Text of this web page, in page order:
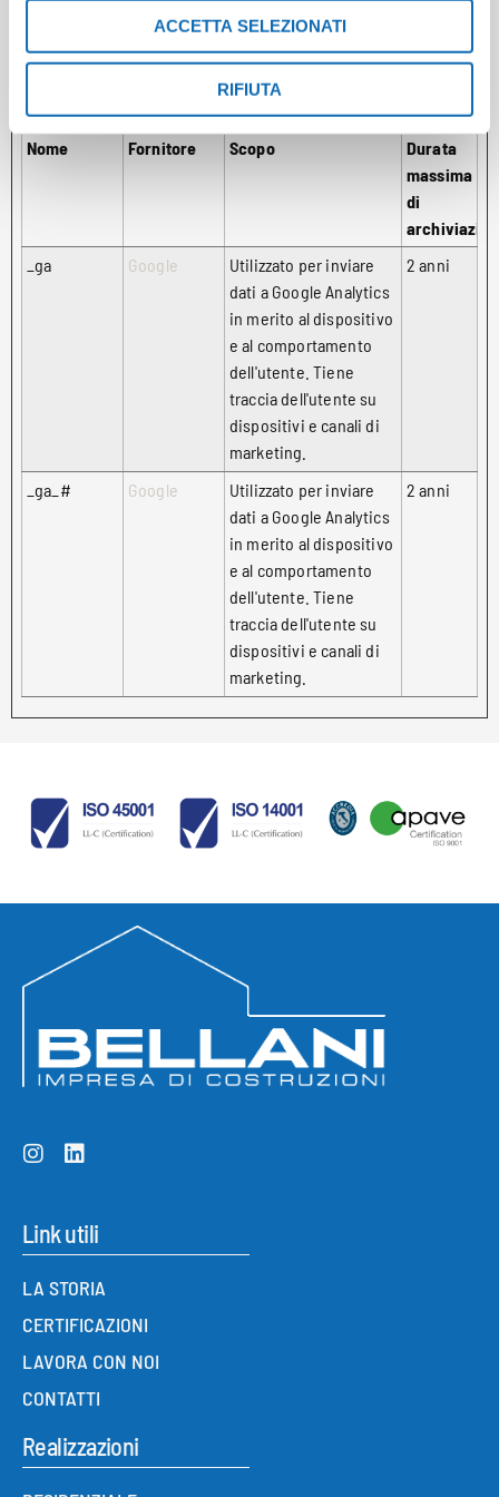
ACCETTA SELEZIONATI
RIFIUTA
sui siti web. La finalità è quella di presentare annunci
pubblicitari che siano rilevanti e coinvolgenti per il singolo
utente e quindi di maggior valore per editori e inserzionisti di
Nome Fornitore Scopo
Durata
massima
di
_ga
Google
Utilizzato per inviare
dati a Google Analytics
in merito al dispositivo
e al comportamento
dell'utente. Tiene
traccia dell'utente su
dispositivi e canali di
marketing.
2 anni
_ga_# Google
Utilizzato per inviare
dati a Google Analytics
in merito al dispositivo
e al comportamento
dell'utente. Tiene
traccia dell'utente su
dispositivi e canali di
marketing.
2 anni
Link utili
LA STORIA
CERTIFICAZIONI
LAVORA CON NOI
CONTATTI
Realizzazioni